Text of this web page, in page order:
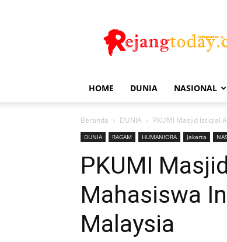
Today
HOME DUNIA NASIONAL
Beranda DUNIA PKUMI Masjid Istiqlal
DUNIA RAGAM HUMANIORA Jakarta
PKUMI
Mahasiswa
Malaysia